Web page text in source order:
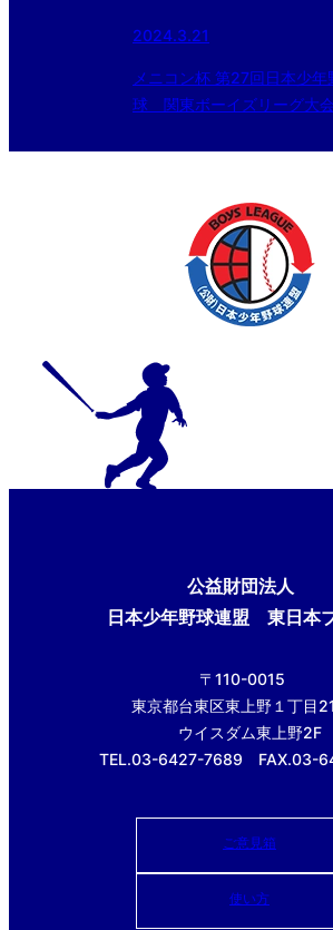
2024.3.21
メニコン杯 第27回日本少年
球 関東ボーイズリーグ大
公益財団法人
日本少年野球連盟 東日本
〒110-0015
東京都台東区東上野１丁目
ウイスダム東上野2F
TEL.03-6427-7689 FAX.03-
ご意見箱
使い方